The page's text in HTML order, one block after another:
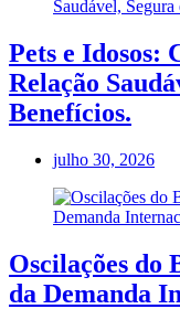
Pets e Idosos:
Relação
Benefícios.
julho 30, 2026
Oscilações do
da Demanda